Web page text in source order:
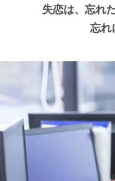
失恋は、 忘れ
忘れ